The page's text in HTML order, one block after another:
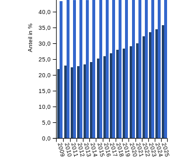
20092010201120122013201420152016201720182019202020212022202320242025
Anteil in %
0,0
5,0
10,0
15,0
20,0
25,0
30,0
35,0
40,0